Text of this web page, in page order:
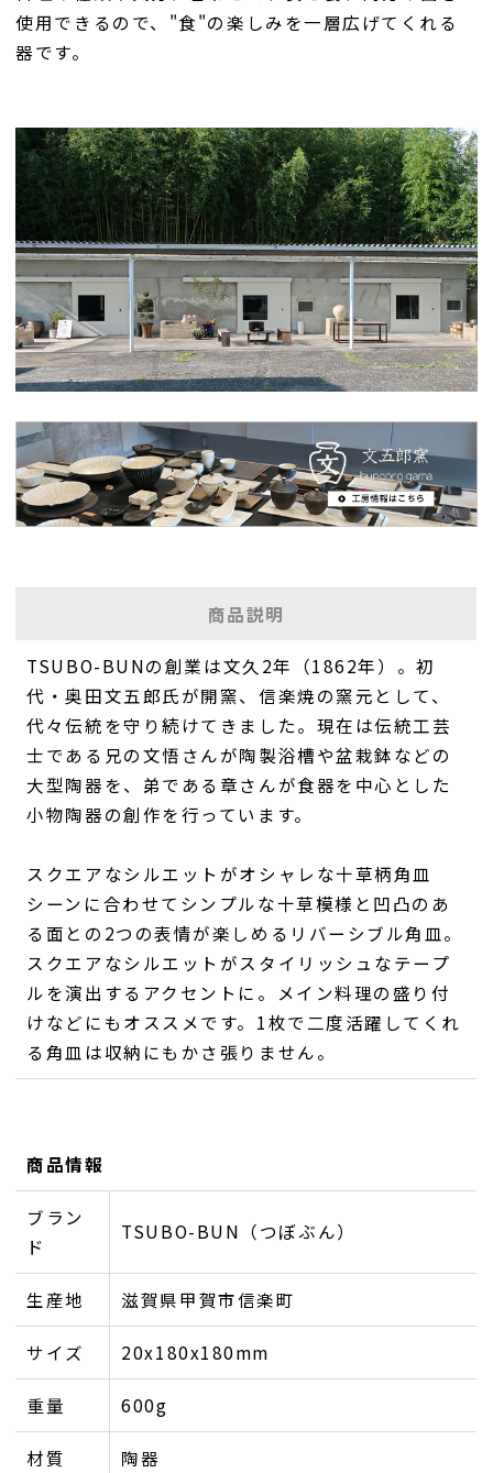
使用できるので、"食"の楽しみを一層広げてくれる
器です。
商品説明
TSUBO-BUNの創業は文久2年（1862年）。初
代・奥田文五郎氏が開窯、信楽焼の窯元として、
代々伝統を守り続けてきました。現在は伝統工芸
士である兄の文悟さんが陶製浴槽や盆栽鉢などの
大型陶器を、弟である章さんが食器を中心とした
小物陶器の創作を行っています。
スクエアなシルエットがオシャレな十草柄角皿
シーンに合わせてシンプルな十草模様と凹凸のあ
る面との2つの表情が楽しめるリバーシブル角皿。
スクエアなシルエットがスタイリッシュなテープ
ルを演出するアクセントに。メイン料理の盛り付
けなどにもオススメです。1枚で二度活躍してくれ
る角皿は収納にもかさ張りません。
商品情報
ブラン
ド
TSUBO-BUN（つぼぶん）
生産地 滋賀県甲賀市信楽町
サイズ 20x180x180mm
重量 600g
材質 陶器